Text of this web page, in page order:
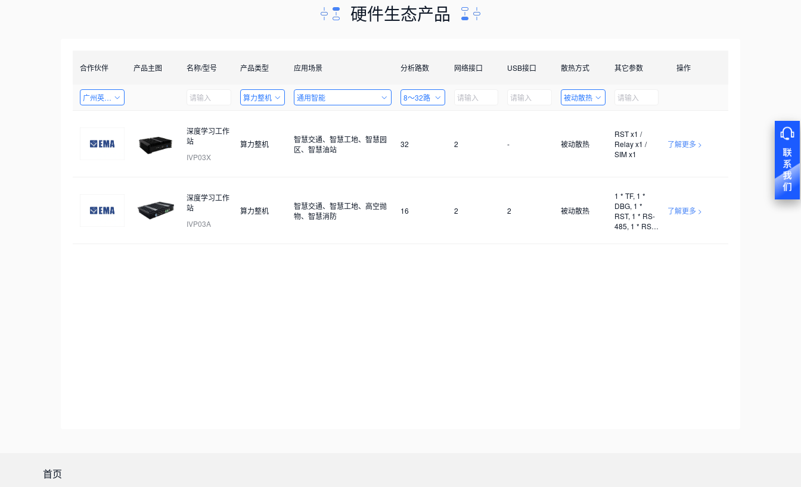
硬件生态产品
合作伙伴 产品主图 名称/型号 产品类型 应用场景 分析路数 网络接口 USB接口 散热方式 其它参数 操作
广州英码信息科技有限公司 算力整机 通用智能 8～32路 被动散热
深度学习工作
站
IVP03X
算力整机
智慧交通、智慧工地、智慧园
区、智慧油站
32 2 - 被动散热
RST x1 /
Relay x1 /
SIM x1
了解更多 >
深度学习工作
站
IVP03A
算力整机
智慧交通、智慧工地、高空抛
物、智慧消防
16 2 2 被动散热
1 * TF, 1 *
DBG, 1 *
RST, 1 * RS-
485, 1 * RS-
了解更多 >
首页